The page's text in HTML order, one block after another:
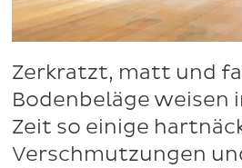
Zerkratzt, matt und
Bodenbeläge weisen
Zeit so einige
Verschmutzungen